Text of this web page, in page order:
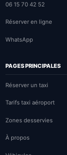
06 15 70 42 52
Réserver en ligne
WhatsApp
PAGES PRINCIPALES
Réserver un taxi
Tarifs taxi aéroport
Zones desservies
À propos